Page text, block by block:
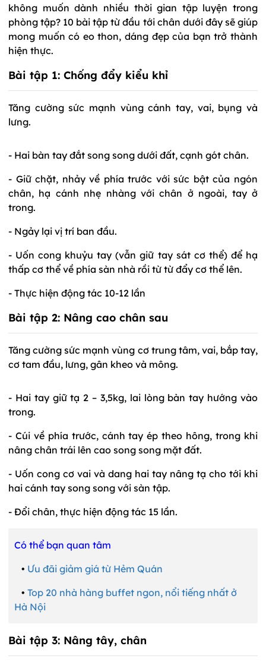
không muốn dành nhiều thời gian tập luyện trong
phòng tập? 10 bài tập từ đầu tới chân dưới đây sẽ giúp
mong muốn có eo thon, dáng đẹp của bạn trở thành
hiện thực.
Bài tập 1: Chống đẩy kiểu khỉ
Tăng cường sức mạnh vùng cánh tay, vai, bụng và
lưng.
- Hai bàn tay đắt song song dưới đất, cạnh gót chân.
- Giữ chặt, nhảy về phía trước với sức bật của ngón
chân, hạ cánh nhẹ nhàng với chân ở ngoài, tay ở
trong.
- Ngảy lại vị trí ban đầu.
- Uốn cong khuỷu tay (vẫn giữ tay sát cơ thể) để hạ
thấp cơ thể về phía sàn nhà rồi từ từ đẩy cơ thể lên.
- Thực hiện động tác 10-12 lần
Bài tập 2: Nâng cao chân sau
Tăng cường sức mạnh vùng cơ trung tâm, vai, bắp tay,
cơ tam đầu, lưng, gân kheo và mông.
- Hai tay giữ tạ 2 – 3,5kg, lai lòng bàn tay hướng vào
trong.
- Cúi về phía trước, cánh tay ép theo hông, trong khi
nâng chân trái lên cao song song mặt đất.
- Uốn cong cơ vai và dang hai tay nâng tạ cho tới khi
hai cánh tay song song với sàn tập.
- Đổi chân, thực hiện động tác 15 lần.
Có thể bạn quan tâm
• Ưu đãi giảm giá từ Hẻm Quán
• Top 20 nhà hàng buffet ngon, nổi tiếng nhất ở
Hà Nội
Bài tập 3: Nâng tây, chân